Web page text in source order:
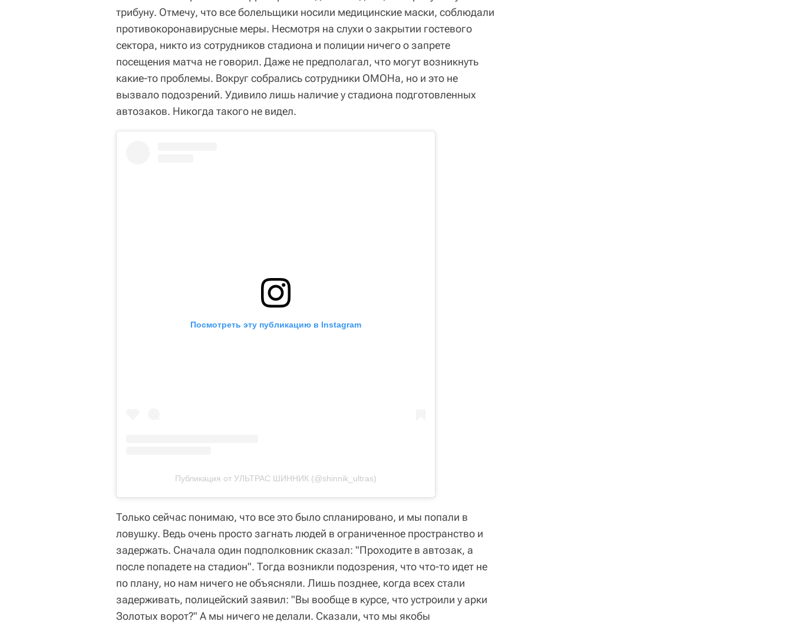
трибуну. Отмечу, что все болельщики носили медицинские маски, соблюдали
противокоронавирусные меры. Несмотря на слухи о закрытии гостевого
сектора, никто из сотрудников стадиона и полиции ничего о запрете
посещения матча не говорил. Даже не предполагал, что могут возникнуть
какие-то проблемы. Вокруг собрались сотрудники ОМОНа, но и это не
вызвало подозрений. Удивило лишь наличие у стадиона подготовленных
автозаков. Никогда такого не видел.
Посмотреть эту публикацию в Instagram
Публикация от УЛЬТРАС ШИННИК (@shinnik_ultras)
Только сейчас понимаю, что все это было спланировано, и мы попали в
ловушку. Ведь очень просто загнать людей в ограниченное пространство и
задержать. Сначала один подполковник сказал: "Проходите в автозак, а
после попадете на стадион". Тогда возникли подозрения, что что-то идет не
по плану, но нам ничего не объясняли. Лишь позднее, когда всех стали
задерживать, полицейский заявил: "Вы вообще в курсе, что устроили у арки
Золотых ворот?" А мы ничего не делали. Сказали, что мы якобы